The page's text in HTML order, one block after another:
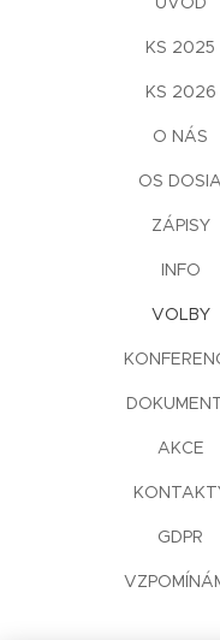
KS 2025
KS 2026
O NÁS
OS DOSIA
ZÁPISY
INFO
VOLBY
AKCE
GDPR